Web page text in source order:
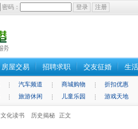
密码：
房屋交易 招聘求职 交友征婚 生
汽车频道 商城购物
折扣优惠
旅游休闲 儿童乐园 游戏天地
文化读书 历史揭秘 正文